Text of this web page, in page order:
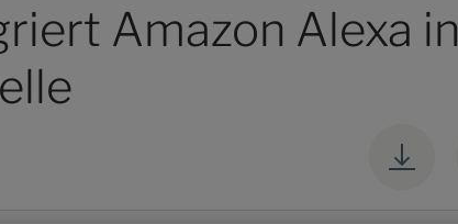
Amazon Alexa in